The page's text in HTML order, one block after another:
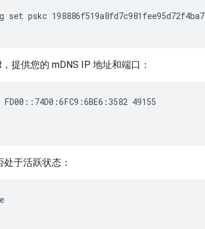
set pskc 198886f519a8fd7c981fee95d72f4ba7
提供您的 mDNS IP 地址和端口：
49155
于活跃状态：